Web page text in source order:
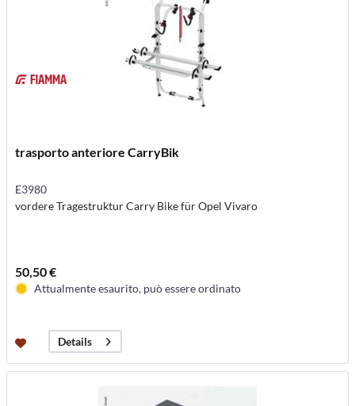
trasporto anteriore CarryBik
E3980
vordere Tragestruktur Carry Bike für Opel Vivaro
50,50 €
Attualmente esaurito, può essere ordinato
Details